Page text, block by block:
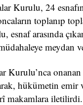
Kurulu, 24
toplanıp
arasında
meydan
Kurulu’nca
hükümetin emir
makamlara iletilirdi.